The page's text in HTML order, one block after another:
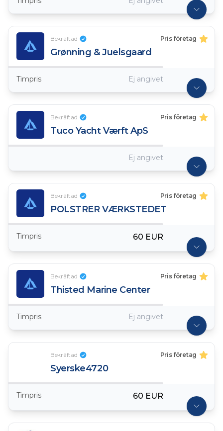
Bekräftad Pris företag
Grønning & Juelsgaard
Timpris Ej angivet
Bekräftad Pris företag
Tuco Yacht Værft ApS
Ej angivet
Bekräftad Pris företag
POLSTRER VÆRKSTEDET
Timpris 60 EUR
Bekräftad Pris företag
Thisted Marine Center
Timpris Ej angivet
Bekräftad Pris företag
Syerske4720
Timpris 60 EUR